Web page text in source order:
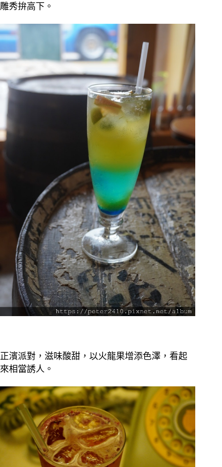
雕秀拚高下。
正濱派對，滋味酸甜，以火龍果增添色澤，看起
來相當誘人。